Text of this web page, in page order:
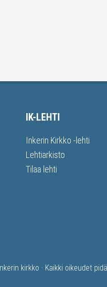
IK-LEHTI
Inkerin Kirkko -lehti
Lehtiarkisto
Tilaa lehti
kirkko · Kaikki oikeudet